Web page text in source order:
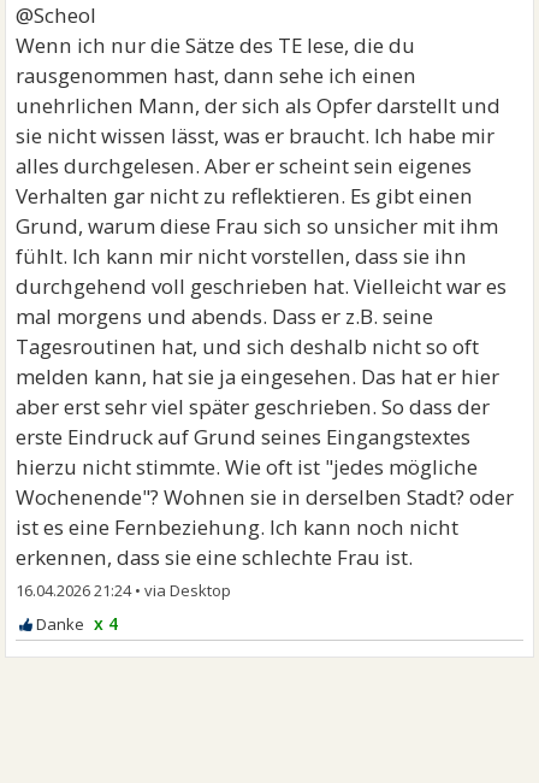
@Scheol
Wenn ich nur die Sätze des TE lese, die du
rausgenommen hast, dann sehe ich einen
unehrlichen Mann, der sich als Opfer darstellt und
sie nicht wissen lässt, was er braucht. Ich habe mir
alles durchgelesen. Aber er scheint sein eigenes
Verhalten gar nicht zu reflektieren. Es gibt einen
Grund, warum diese Frau sich so unsicher mit ihm
fühlt. Ich kann mir nicht vorstellen, dass sie ihn
durchgehend voll geschrieben hat. Vielleicht war es
mal morgens und abends. Dass er z.B. seine
Tagesroutinen hat, und sich deshalb nicht so oft
melden kann, hat sie ja eingesehen. Das hat er hier
aber erst sehr viel später geschrieben. So dass der
erste Eindruck auf Grund seines Eingangstextes
hierzu nicht stimmte. Wie oft ist "jedes mögliche
Wochenende"? Wohnen sie in derselben Stadt? oder
ist es eine Fernbeziehung. Ich kann noch nicht
erkennen, dass sie eine schlechte Frau ist.
16.04.2026 21:24•
x 4